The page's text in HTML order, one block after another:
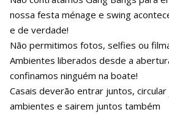
nossa festa ménage e swing
e de verdade!
Não permitimos fotos, selfies ou
Ambientes liberados desde a
confinamos ninguém na boate!
Casais deverão entrar juntos,
ambientes e sairem juntos também